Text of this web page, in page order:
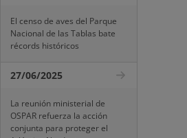
El censo de aves del Parque
Nacional de las Tablas bate
récords históricos
27/06/2025
La reunión ministerial de
OSPAR refuerza la acción
conjunta para proteger el